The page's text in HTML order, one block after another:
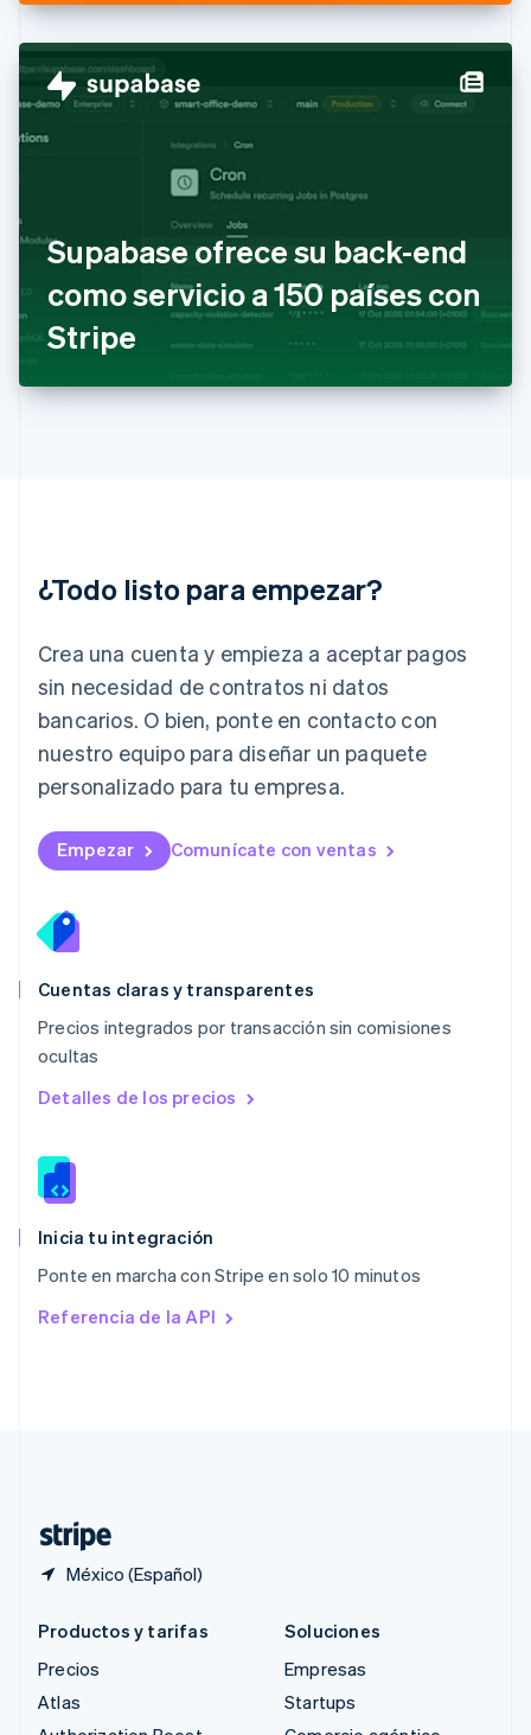
Supabase ofrece su back-end
como servicio a 150 países con
Stripe
¿Todo listo para empezar?
Crea una cuenta y empieza a aceptar pagos
sin necesidad de contratos ni datos
bancarios. O bien, ponte en contacto con
nuestro equipo para diseñar un paquete
personalizado para tu empresa.
Empezar Comunícate con ventas
Cuentas claras y transparentes
Precios integrados por transacción sin comisiones
ocultas
Detalles de los precios
Inicia tu integración
Ponte en marcha con Stripe en solo 10 minutos
Referencia de la API
México (Español)
Estados Unidos
EnglishEspañol 简体中文
Estonia
Svenska
English
Gibraltar
English
Grecia
English
Hungría
English
India
Letonia
English
Deutsch English
Lituania
English
Luxemburgo
FrançaisDeutsch English
English 简体中文
English
México
Noruega
English
English
NederlandsEnglish
Polonia
English
RAE de Hong Kong, China
Reino Unido
English
English
English
Productos y tarifas
Precios
Atlas
Soluciones
Empresas
Startups